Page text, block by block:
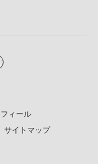
ィール
サイトマップ